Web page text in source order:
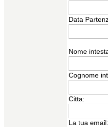
Data
Nome
Cognome
Citta:
La tua email: